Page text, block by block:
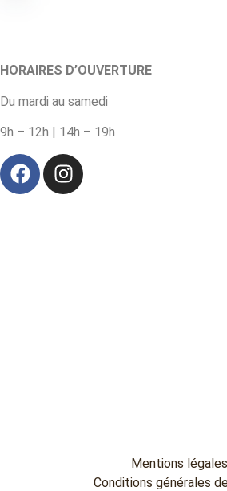
HORAIRES D’OUVERTURE
Du mardi au samedi
9h – 12h | 14h – 19h
Mentions légales
Conditions générales